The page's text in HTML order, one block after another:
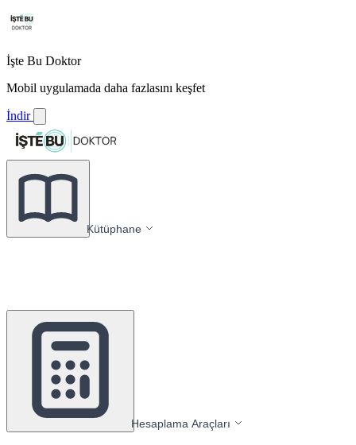
İşte Bu Doktor
Mobil uygulamada daha fazlasını keşfet
İndir
Kütüphane
Hesaplama Araçları